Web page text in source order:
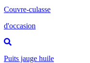
Couvre-culasse
d'occasion
Puits jauge huile